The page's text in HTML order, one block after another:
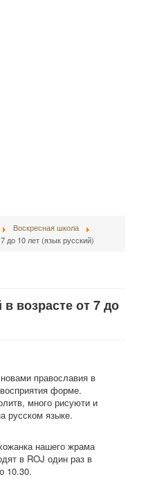
Воскресная школа
до 10 лет (язык русский)
возрасте от 7 до
православия в
форме.
много рисуюти и
русском языке.
нашего жрама
в ROJ один раз в
10.30.